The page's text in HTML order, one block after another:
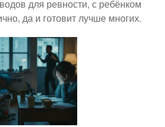
для ревности, с ребёнком
да и готовит лучше многих.